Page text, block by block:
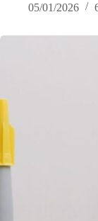
05/01/2026